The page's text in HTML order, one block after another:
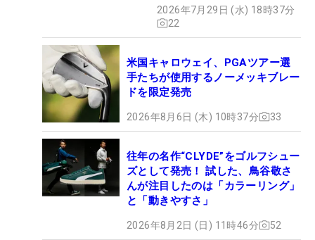
2026年7月29日 (水) 18時37分
22
米国キャロウェイ、PGAツアー選
手たちが使用するノーメッキブレー
ドを限定発売
2026年8月6日 (木) 10時37分 33
往年の名作“CLYDE”をゴルフシュー
ズとして発売！ 試した、鳥谷敬さ
んが注目したのは「カラーリング」
と「動きやすさ」
2026年8月2日 (日) 11時46分 52